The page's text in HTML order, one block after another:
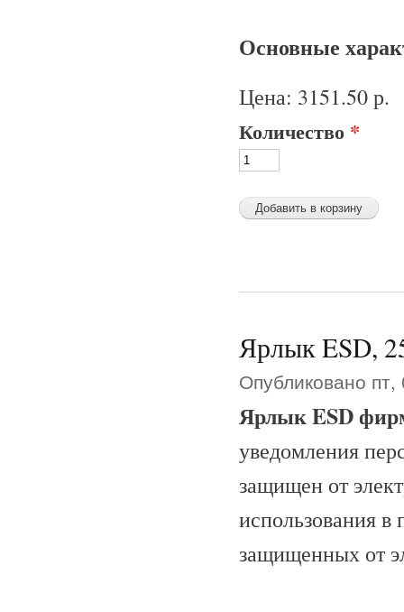
Основные
Цена: 3151.50 р.
Количество *
Ярлык ESD,
Опубликовано
Ярлык ESD
уведомления
защищен от
использования
защищенных от